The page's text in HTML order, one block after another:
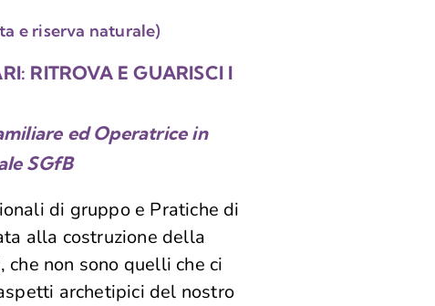
e riserva naturale)
RITROVA E GUARISCI I
ed Operatrice in
SGfB
di gruppo e Pratiche di
alla costruzione della
, che non sono quelli che ci
archetipici del nostro